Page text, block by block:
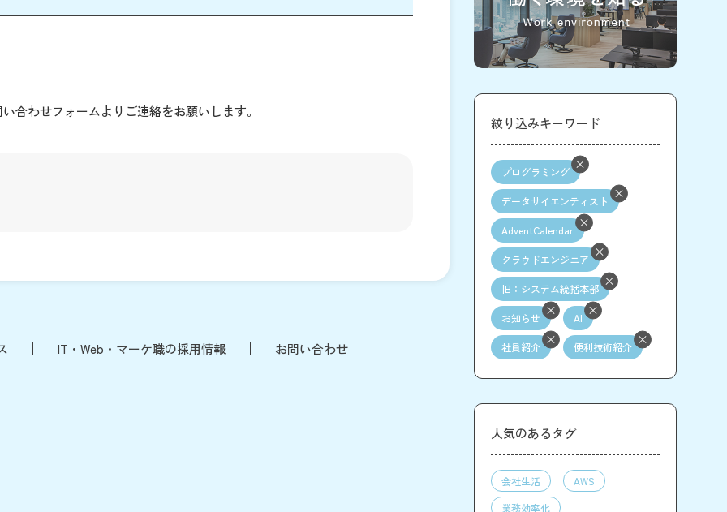
合わせフォームよりご連絡をお願いします。
IT・Web・マーケ職の採用情報 お問い合わせ
絞り込みキーワード
プログラミング
データサイエンティスト
AdventCalendar
クラウドエンジニア
旧：システム統括本部
お知らせ AI
社員紹介 便利技術紹介
人気のあるタグ
会社生活
AWS
業務効率化